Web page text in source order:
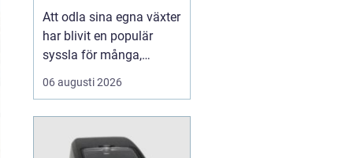
Att odla sina egna växter
har blivit en populär
syssla för många,
oavsett om det handlar
om att ha en prunkande
balkongträdgård i stan.
06 augusti 2026